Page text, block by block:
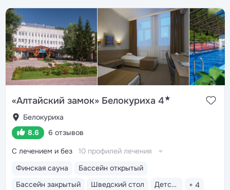
«Алтайский замок» Белокуриха 4★
Белокуриха
8.6
6 отзывов
Финская сауна
Бассейн открытый
Бассейн закрытый
Шведский стол Детская анимация + 4
С лечением и без 10 профилей лечения